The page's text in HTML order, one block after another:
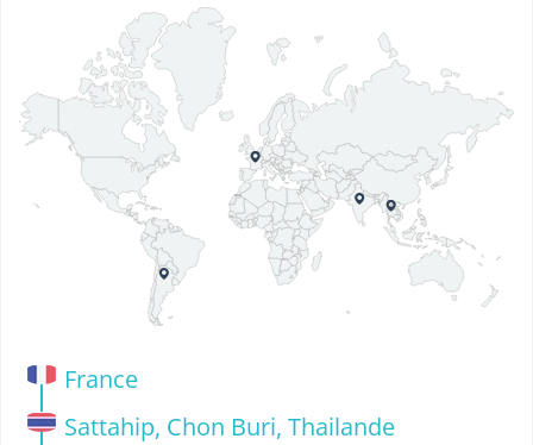
France
Sattahip, Chon Buri, Thailande